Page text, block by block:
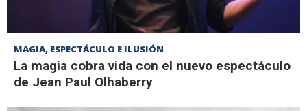
MAGIA, ESPECTÁCULO E ILUSIÓN
La magia cobra vida con el nuevo espectáculo
de Jean Paul Olhaberry